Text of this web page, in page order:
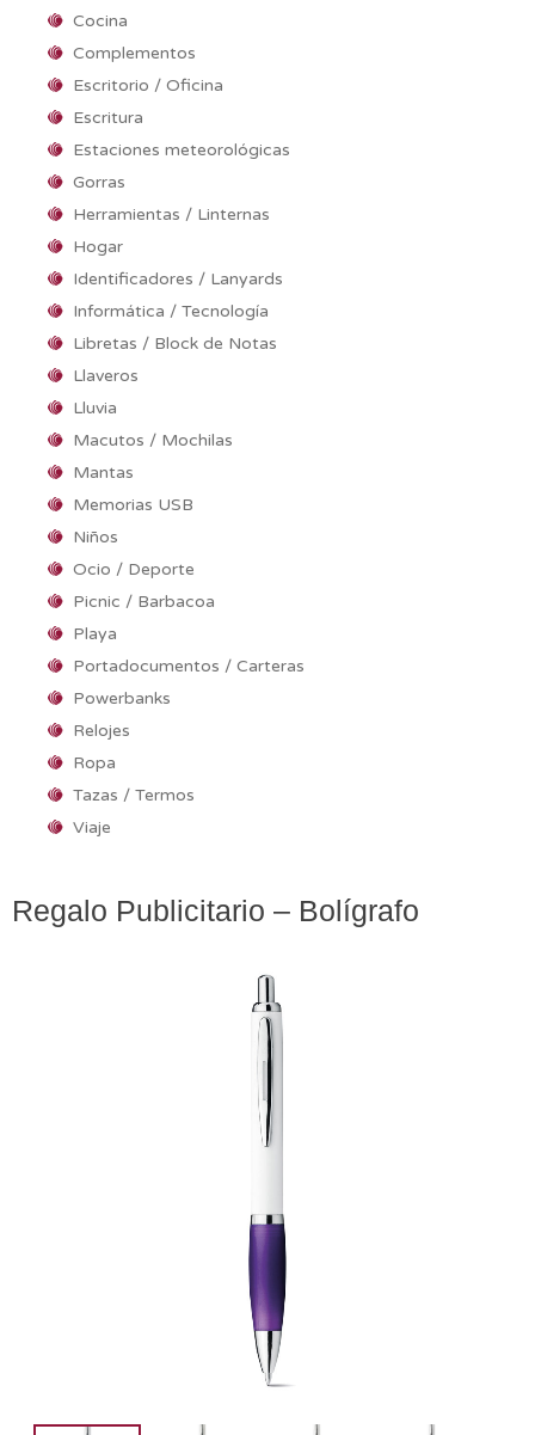
Cocina
Complementos
Escritorio / Oficina
Escritura
Estaciones meteorológicas
Gorras
Herramientas / Linternas
Hogar
Identificadores / Lanyards
Informática / Tecnología
Libretas / Block de Notas
Llaveros
Lluvia
Macutos / Mochilas
Mantas
Memorias USB
Niños
Ocio / Deporte
Picnic / Barbacoa
Playa
Portadocumentos / Carteras
Powerbanks
Relojes
Ropa
Tazas / Termos
Viaje
Regalo Publicitario – Bolígrafo